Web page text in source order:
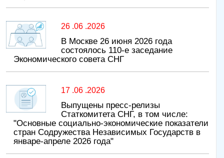
26 .06 .2026
В Москве 26 июня 2026 года
состоялось 110-е заседание
Экономического совета СНГ
17 .06 .2026
Выпущены пресс-релизы
Статкомитета СНГ, в том числе:
"Основные социально-экономические показатели
стран Содружества Независимых Государств в
январе-апреле 2026 года"